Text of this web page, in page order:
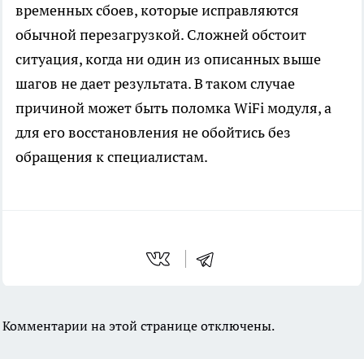
временных сбоев, которые исправляются
обычной перезагрузкой. Сложней обстоит
ситуация, когда ни один из описанных выше
шагов не дает результата. В таком случае
причиной может быть поломка WiFi модуля, а
для его восстановления не обойтись без
обращения к специалистам.
Комментарии на этой странице отключены.